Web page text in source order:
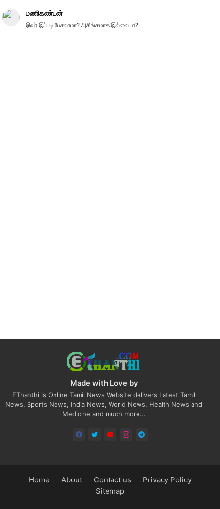
மணிகண்டன்
இவர் இப்படி பேசலாமா? அசிங்கமாக இல்லையா?
Made with Love by
EThanthi is Online Tamil News Website delivers Latest Tamil
News, Sports News, India News, World News, Health News and
Medicine and much more...
Home About Contact us
Privacy Policy
Sitemap